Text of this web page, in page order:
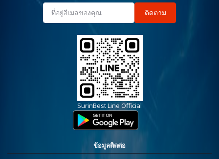
ติดตาม
SurinBest Line Official
ข้อมูลติดต่อ